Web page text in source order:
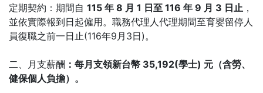
定期契約：期間自 115 年 8 月 1 日至 116 年 9 月 3 日止 ，
並依實際報到日起僱用。職務代理人代理期間至育嬰留停人
員復職之前一日止(116年9月3日)。
二、月支薪酬 ：每月支領新台幣 35,192(學士) 元（含勞、
健保個人負擔）。